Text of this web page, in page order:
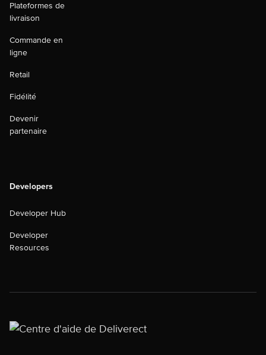
Plateformes de
livraison
Commande en
ligne
Retail
Fidélité
Devenir
partenaire
Developers
Developer Hub
Developer
Resources